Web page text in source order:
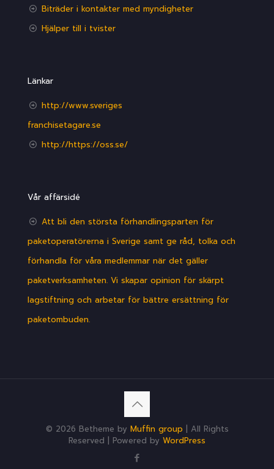
Biträder i kontakter med myndigheter
Hjälper till i tvister
Länkar
http://www.sveriges
franchisetagare.se
http://https://oss.se/
Vår affärsidé
Att bli den största förhandlingsparten för
paketoperatörerna i Sverige samt ge råd, tolka och
förhandla för våra medlemmar när det gäller
paketverksamheten. Vi skapar opinion för skärpt
lagstiftning och arbetar för bättre ersättning för
paketombuden.
© 2026 Betheme by Muffin group | All Rights
Reserved | Powered by WordPress